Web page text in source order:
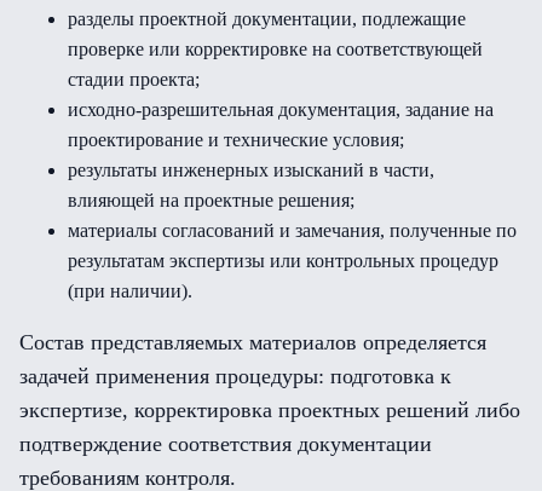
разделы проектной документации, подлежащие
проверке или корректировке на соответствующей
стадии проекта;
исходно-разрешительная документация, задание на
проектирование и технические условия;
результаты инженерных изысканий в части,
влияющей на проектные решения;
материалы согласований и замечания, полученные по
результатам экспертизы или контрольных процедур
(при наличии).
Состав представляемых материалов определяется
задачей применения процедуры: подготовка к
экспертизе, корректировка проектных решений либо
подтверждение соответствия документации
требованиям контроля.